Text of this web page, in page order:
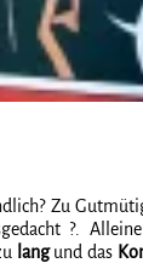
Zu
?.
langund das